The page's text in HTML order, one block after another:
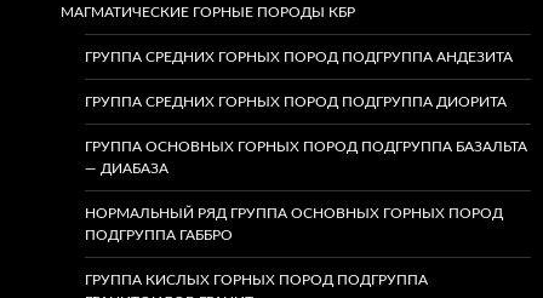
МАГМАТИЧЕСКИЕ ГОРНЫЕ ПОРОДЫ КБР
ГРУППА СРЕДНИХ ГОРНЫХ ПОРОД ПОДГРУППА АНДЕЗИТА
ГРУППА СРЕДНИХ ГОРНЫХ ПОРОД ПОДГРУППА ДИОРИТА
ГРУППА ОСНОВНЫХ ГОРНЫХ ПОРОД ПОДГРУППА БАЗАЛЬТА
— ДИАБАЗА
НОРМАЛЬНЫЙ РЯД ГРУППА ОСНОВНЫХ ГОРНЫХ ПОРОД
ПОДГРУППА ГАББРО
ГРУППА КИСЛЫХ ГОРНЫХ ПОРОД ПОДГРУППА